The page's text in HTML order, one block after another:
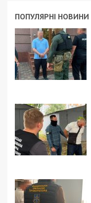
ПОПУЛЯРНІ НОВИНИ